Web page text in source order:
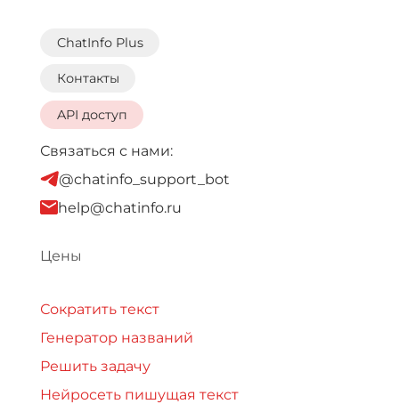
ChatInfo Plus
Контакты
API доступ
Связаться с нами:
@chatinfo_support_bot
help@chatinfo.ru
Цены
Сократить текст
Генератор названий
Решить задачу
Нейросеть пишущая текст